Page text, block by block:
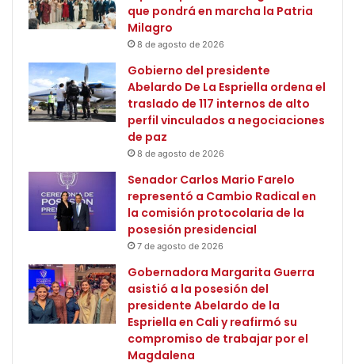
que pondrá en marcha la Patria
Milagro
8 de agosto de 2026
Gobierno del presidente
Abelardo De La Espriella ordena el
traslado de 117 internos de alto
perfil vinculados a negociaciones
de paz
8 de agosto de 2026
Senador Carlos Mario Farelo
representó a Cambio Radical en
la comisión protocolaria de la
posesión presidencial
7 de agosto de 2026
Gobernadora Margarita Guerra
asistió a la posesión del
presidente Abelardo de la
Espriella en Cali y reafirmó su
compromiso de trabajar por el
Magdalena